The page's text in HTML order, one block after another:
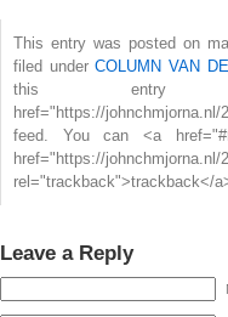
This entry was posted on
filed underCOLUMN VAN
this entry
href="https://
feed. You can <a
href="https://
rel="trackback">trackback</
Leave a Reply